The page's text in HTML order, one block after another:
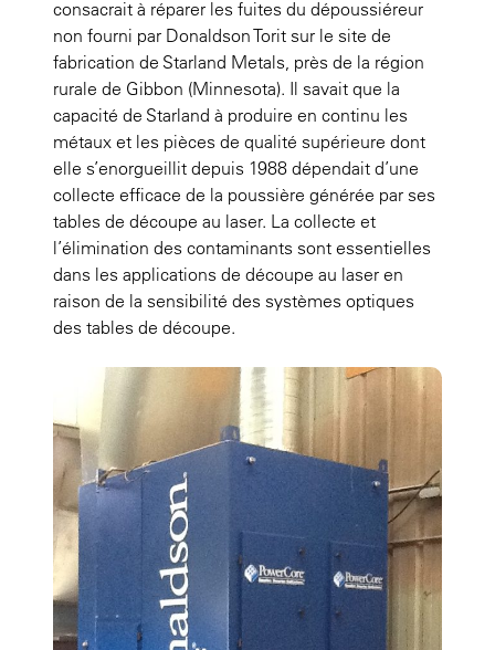
consacrait à réparer les fuites du dépoussiéreur
non fourni par Donaldson Torit sur le site de
fabrication de Starland Metals, près de la région
rurale de Gibbon (Minnesota). Il savait que la
capacité de Starland à produire en continu les
métaux et les pièces de qualité supérieure dont
elle s’enorgueillit depuis 1988 dépendait d’une
collecte efficace de la poussière générée par ses
tables de découpe au laser. La collecte et
l’élimination des contaminants sont essentielles
dans les applications de découpe au laser en
raison de la sensibilité des systèmes optiques
des tables de découpe.